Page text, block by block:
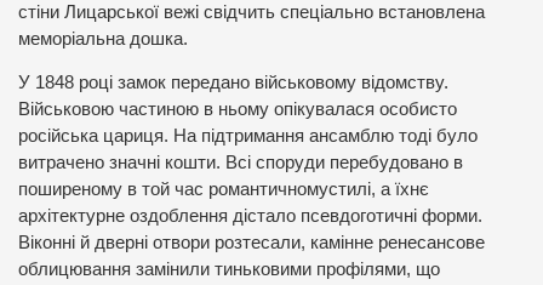
стіни Лицарської вежі свідчить спеціально встановлена
меморіальна дошка.
У 1848 році замок передано військовому відомству.
Військовою частиною в ньому опікувалася особисто
російська цариця. На підтримання ансамблю тоді було
витрачено значні кошти. Всі споруди перебудовано в
поширеному в той час романтичномустилі, а їхнє
архітектурне оздоблення дістало псевдоготичні форми.
Віконні й дверні отвори розтесали, камінне ренесансове
облицювання замінили тиньковими профілями, що